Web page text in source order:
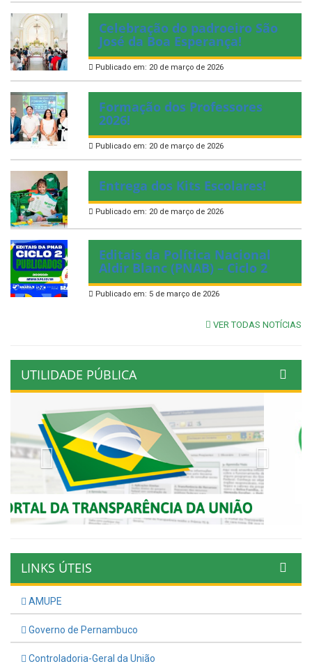
Celebração do padroeiro São
José da Boa Esperança!
Publicado em: 20 de março de 2026
Formação dos Professores
2026!
Publicado em: 20 de março de 2026
Entrega dos Kits Escolares!
Publicado em: 20 de março de 2026
Editais da Política Nacional
Aldir Blanc (PNAB) – Ciclo 2
Publicado em: 5 de março de 2026
VER TODAS NOTÍCIAS
UTILIDADE PÚBLICA
Previous Next
LINKS ÚTEIS
AMUPE
Governo de Pernambuco
Controladoria-Geral da União